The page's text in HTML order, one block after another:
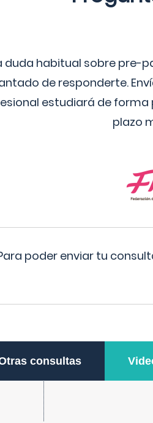
duda habitual sobre
de responderte.
estudiará de forma
plazo
poder enviar tu
consultas